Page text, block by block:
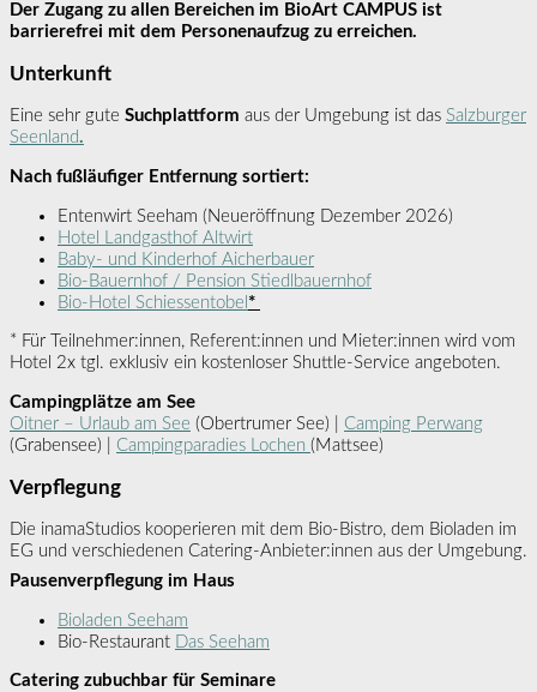
Der Zugang zu allen Bereichen im BioArt CAMPUS ist
barrierefrei mit dem Personenaufzug zu erreichen.
Unterkunft
Eine sehr gute Suchplattform aus der Umgebung ist das Salzburger
Seenland.
Nach fußläufiger Entfernung sortiert:
Entenwirt Seeham (Neueröffnung Dezember 2026)
Hotel Landgasthof Altwirt
Baby- und Kinderhof Aicherbauer
Bio-Bauernhof / Pension Stiedlbauernhof
Bio-Hotel Schiessentobel *
* Für Teilnehmer:innen, Referent:innen und Mieter:innen wird vom
Hotel 2x tgl. exklusiv ein kostenloser Shuttle-Service angeboten.
Campingplätze am See
Oitner – Urlaub am See (Obertrumer See) | Camping Perwang
(Grabensee) | Campingparadies Lochen (Mattsee)
Verpflegung
Die inamaStudios kooperieren mit dem Bio-Bistro, dem Bioladen im
EG und verschiedenen Catering-Anbieter:innen aus der Umgebung.
Pausenverpflegung im Haus
Bioladen Seeham
Bio-Restaurant
Das Seeham
Catering zubuchbar für Seminare